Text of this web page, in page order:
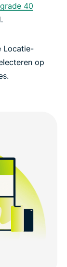
40
Locatie-
op